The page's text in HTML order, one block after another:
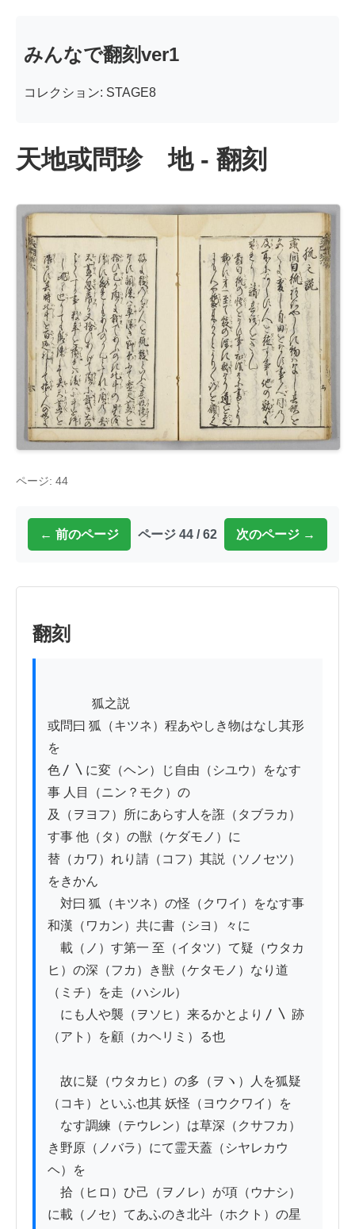
みんなで翻刻ver1
コレクション: STAGE8
天地或問珍 地 - 翻刻
ページ: 44
← 前のページ ページ 44 / 62 次のページ →
翻刻
或問曰 狐（キツネ）程あやしき物はなし其形
を
色〳〵に変（ヘン）じ自由（シユウ）をなす
事 人目（ニン？モク）の
及（ヲヨフ）所にあらす人を誑（タブラカ）
す事 他（タ）の獣（ケダモノ）に
替（カワ）れり請（コフ）其説（ソノセツ）
をきかん
対曰 狐（キツネ）の怪（クワイ）をなす事
和漢（ワカン）共に書（シヨ）々に
載（ノ）す第一 至（イタツ）て疑（ウタカ
ヒ）の深（フカ）き獣（ケタモノ）なり道
（ミチ）を走（ハシル）
にも人や襲（ヲソヒ）来るかとより〳〵 跡
（アト）を顧（カヘリミ）る也
故に疑（ウタカヒ）の多（ヲヽ）人を狐疑
（コキ）といふ也其 妖怪（ヨウクワイ）を
なす調練（テウレン）は草深（クサフカ）
き野原（ノバラ）にて霊天蓋（シヤレカウ
ヘ）を
拾（ヒロ）ひ己（ヲノレ）が項（ウナシ）
に載（ノセ）てあふのき北斗（ホクト）の星